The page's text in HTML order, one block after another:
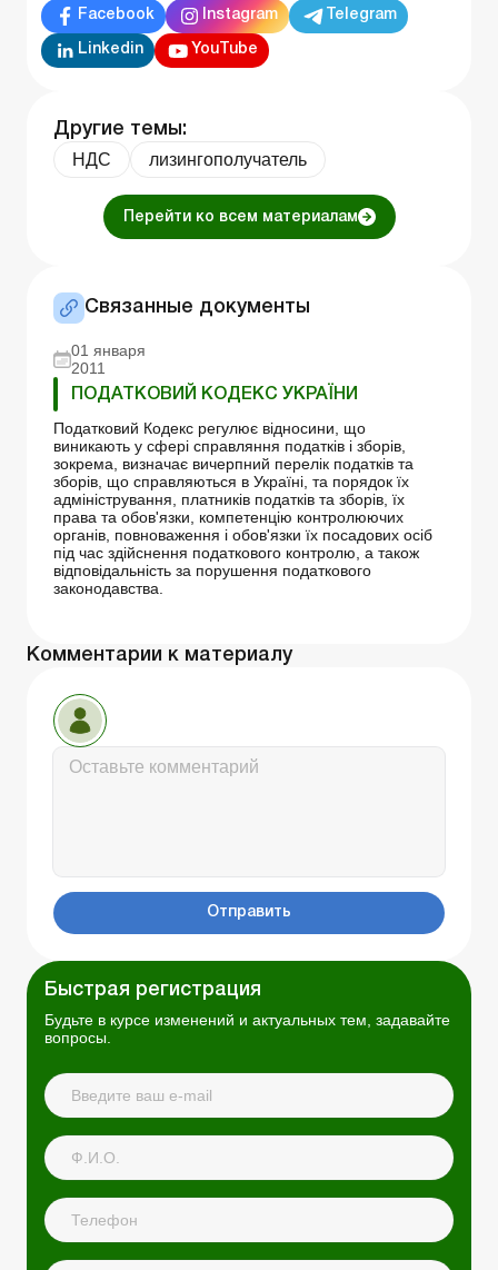
Facebook Instagram Telegram
Linkedin YouTube
Другие темы:
НДС лизингополучатель
Перейти ко всем материалам
Связанные документы
01 января
2011
ПОДАТКОВИЙ КОДЕКС УКРАЇНИ
Податковий Кодекс регулює відносини, що
виникають у сфері справляння податків і зборів,
зокрема, визначає вичерпний перелік податків та
зборів, що справляються в Україні, та порядок їх
адміністрування, платників податків та зборів, їх
права та обов'язки, компетенцію контролюючих
органів, повноваження і обов'язки їх посадових осіб
під час здійснення податкового контролю, а також
відповідальність за порушення податкового
законодавства.
Комментарии к материалу
Отправить
Быстрая регистрация
Будьте в курсе изменений и актуальных тем, задавайте
вопросы.